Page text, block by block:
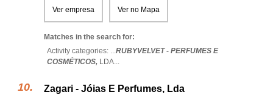
Ver empresa Ver no Mapa
Matches in the search for:
Activity categories: ...RUBYVELVET - PERFUMES E
COSMÉTICOS, LDA...
Zagari - Jóias E Perfumes, Lda